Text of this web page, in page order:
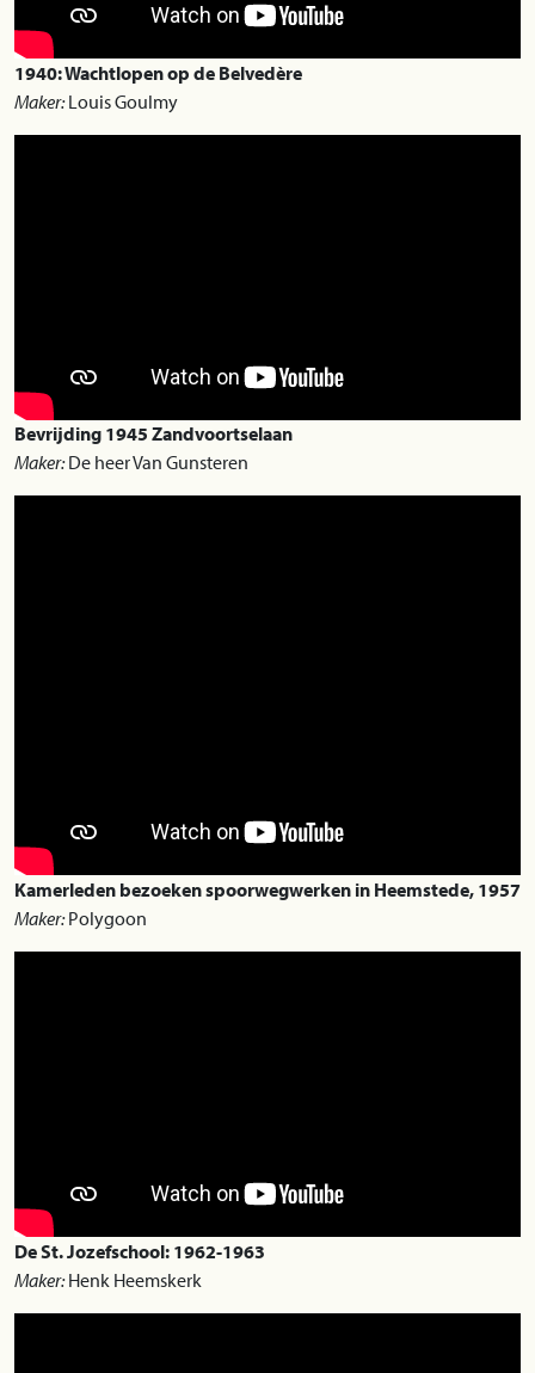
1940: Wachtlopen op de Belvedère
Maker:Louis Goulmy
Bevrijding 1945 Zandvoortselaan
Maker:De heer Van Gunsteren
Kamerleden bezoeken spoorwegwerken in Heemstede, 1957
Maker:Polygoon
De St. Jozefschool: 1962-1963
Maker:Henk Heemskerk